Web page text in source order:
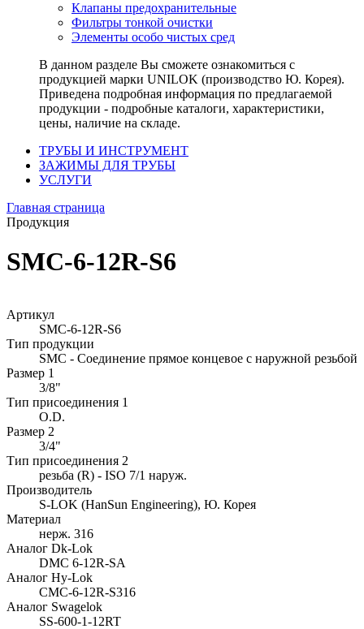
Клапаны предохранительные
Фильтры тонкой очистки
Элементы особо чистых сред
В данном разделе Вы сможете ознакомиться с
продукцией марки UNILOK (производство Ю. Корея).
Приведена подробная информация по предлагаемой
продукции - подробные каталоги, характеристики,
цены, наличие на складе.
ТРУБЫ И ИНСТРУМЕНТ
ЗАЖИМЫ ДЛЯ ТРУБЫ
УСЛУГИ
Главная страница
Продукция
SMC-6-12R-S6
Артикул
SMC-6-12R-S6
Тип продукции
SMC - Соединение прямое концевое с наружной резьбой
Размер 1
3/8"
Тип присоединения 1
O.D.
Размер 2
3/4"
Тип присоединения 2
резьба (R) - ISO 7/1 наруж.
Производитель
S-LOK (HanSun Engineering), Ю. Корея
Материал
нерж. 316
Аналог Dk-Lok
DMC 6-12R-SA
Аналог Hy-Lok
CMC-6-12R-S316
Аналог Swagelok
SS-600-1-12RT